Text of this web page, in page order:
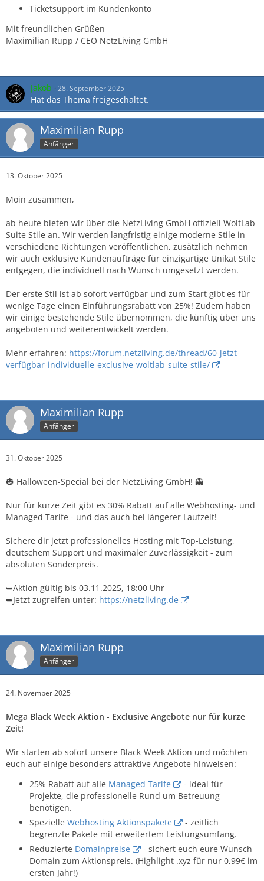
Ticketsupport im Kundenkonto
Mit freundlichen Grüßen
Maximilian Rupp / CEO NetzLiving GmbH
Jakob 28. September 2025
Hat das Thema freigeschaltet.
Maximilian Rupp
Anfänger
13. Oktober 2025
Moin zusammen,
ab heute bieten wir über die NetzLiving GmbH offiziell WoltLab
Suite Stile an. Wir werden langfristig einige moderne Stile in
verschiedene Richtungen veröffentlichen, zusätzlich nehmen
wir auch exklusive Kundenaufträge für einzigartige Unikat Stile
entgegen, die individuell nach Wunsch umgesetzt werden.
Der erste Stil ist ab sofort verfügbar und zum Start gibt es für
wenige Tage einen Einführungsrabatt von 25%! Zudem haben
wir einige bestehende Stile übernommen, die künftig über uns
angeboten und weiterentwickelt werden.
Mehr erfahren: https://forum.netzliving.de/thread/60-jetzt-
verfügbar-individuelle-exclusive-woltlab-suite-stile/
Maximilian Rupp
Anfänger
31. Oktober 2025
🎃 Halloween-Special bei der NetzLiving GmbH! 👻
Nur für kurze Zeit gibt es 30% Rabatt auf alle Webhosting- und
Managed Tarife - und das auch bei längerer Laufzeit!
Sichere dir jetzt professionelles Hosting mit Top-Leistung,
deutschem Support und maximaler Zuverlässigkeit - zum
absoluten Sonderpreis.
➥Aktion gültig bis 03.11.2025, 18:00 Uhr
➥Jetzt zugreifen unter: https://netzliving.de
Maximilian Rupp
Anfänger
24. November 2025
Mega Black Week Aktion - Exclusive Angebote nur für kurze
Zeit!
Wir starten ab sofort unsere Black-Week Aktion und möchten
euch auf einige besonders attraktive Angebote hinweisen:
25% Rabatt auf alle Managed Tarife
- ideal für
Projekte, die professionelle Rund um Betreuung
benötigen.
Spezielle Webhosting Aktionspakete
- zeitlich
begrenzte Pakete mit erweitertem Leistungsumfang.
Reduzierte Domainpreise
- sichert euch eure Wunsch
Domain zum Aktionspreis. (Highlight .xyz für nur 0,99€ im
ersten Jahr!)